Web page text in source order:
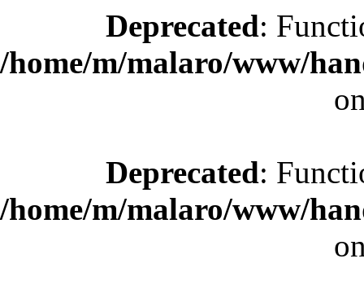
Deprecated:
/home/m/malaro/www/
Deprecated:
/home/m/malaro/www/